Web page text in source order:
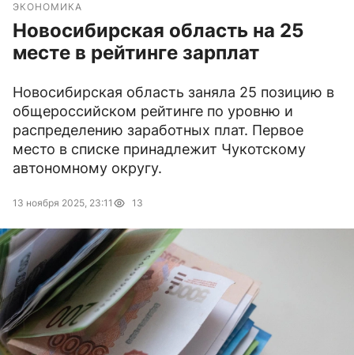
ЭКОНОМИКА
Новосибирская область на 25
месте в рейтинге зарплат
Новосибирская область заняла 25 позицию в
общероссийском рейтинге по уровню и
распределению заработных плат. Первое
место в списке принадлежит Чукотскому
автономному округу.
13 ноября 2025, 23:11 13